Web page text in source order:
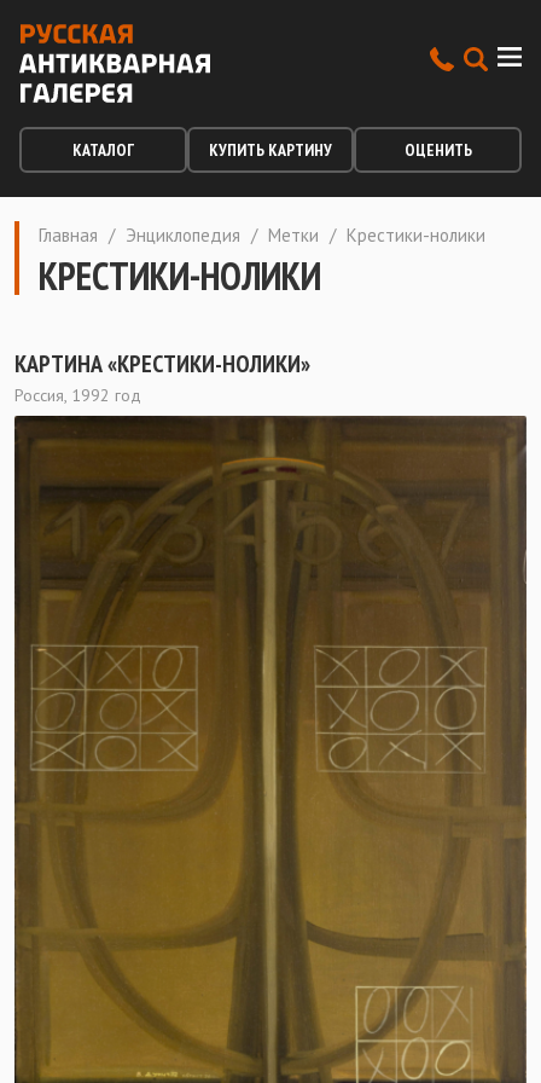
КАТАЛОГ КУПИТЬ КАРТИНУ ОЦЕНИТЬ
Главная / Энциклопедия / Метки / Крестики-нолики
КРЕСТИКИ-НОЛИКИ
КАРТИНА «КРЕСТИКИ-НОЛИКИ»
Россия, 1992 год